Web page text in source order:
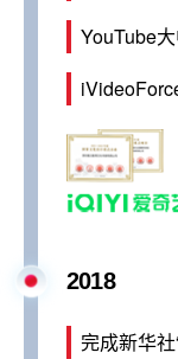
YouTube
2018
完成新华